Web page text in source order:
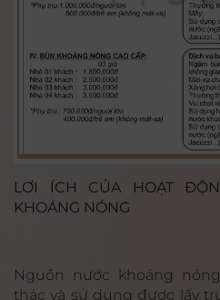
LỢI ÍCH CỦA HOẠT
KHOÁNG NÓNG
Nguồn nước khoáng
thác và sử dụng được lấy